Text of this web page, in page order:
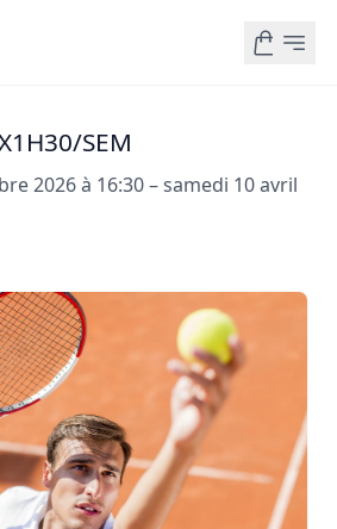
SEM
2026 à 16:30 – samedi 10 avril